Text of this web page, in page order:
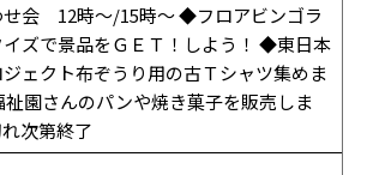
せ会 12時～/15時～ ◆フロアビンゴラ
イズで景品をＧＥＴ！しよう！ ◆東日本
ェクト布ぞうり用の古Ｔシャツ集めま
園さんのパンや焼き菓子を販売しま
次第終了